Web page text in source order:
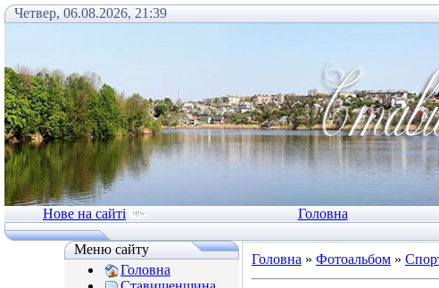
Четвер, 06.08.2026, 21:39
Нове на сайті Головна
Меню сайту
Головна
Головна » Фотоальбом »